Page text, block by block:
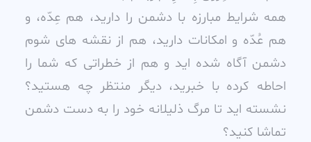
همه شرايط مبارزه با دشمن را داريد، هم عِدّه، و
هم عُدّه و امکانات داريد، هم از نقشه هاى شوم
دشمن آگاه شده ايد و هم از خطراتى که شما را
احاطه کرده با خبريد، ديگر منتظر چه هستيد؟
نشسته ايد تا مرگ ذليلانه خود را به دست دشمن
تماشا کنيد؟